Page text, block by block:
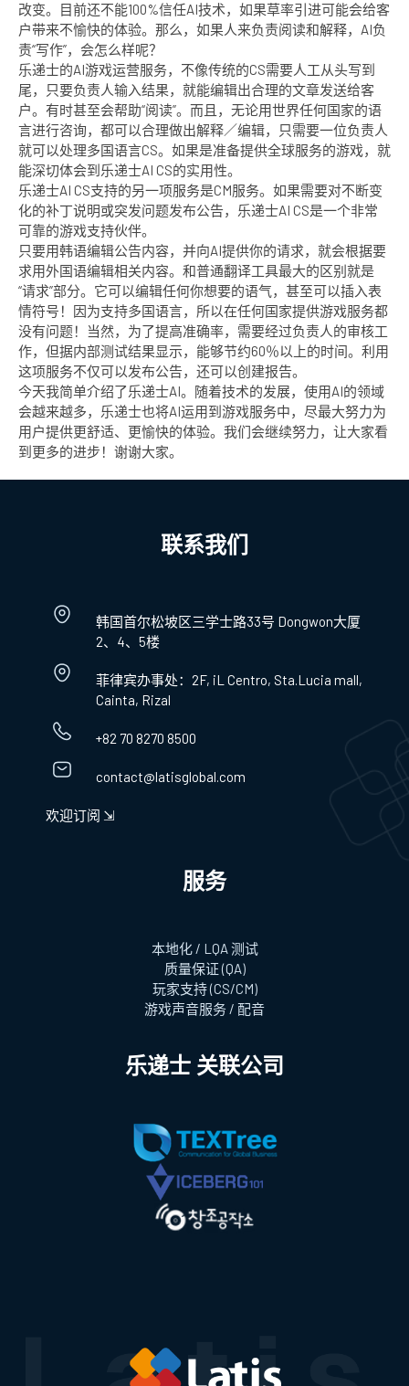
改变。目前还不能100%信任AI技术，如果草率引进可能会给客
户带来不愉快的体验。那么，如果人来负责阅读和解释，AI负
责“写作”，会怎么样呢？
乐递士的AI游戏运营服务，不像传统的CS需要人工从头写到
尾，只要负责人输入结果，就能编辑出合理的文章发送给客
户。有时甚至会帮助“阅读”。而且，无论用世界任何国家的语
言进行咨询，都可以合理做出解释／编辑，只需要一位负责人
就可以处理多国语言CS。如果是准备提供全球服务的游戏，就
能深切体会到乐递士AI CS的实用性。
乐递士AI CS支持的另一项服务是CM服务。如果需要对不断变
化的补丁说明或突发问题发布公告，乐递士AI CS是一个非常
可靠的游戏支持伙伴。
只要用韩语编辑公告内容，并向AI提供你的请求，就会根据要
求用外国语编辑相关内容。和普通翻译工具最大的区别就是
“请求”部分。它可以编辑任何你想要的语气，甚至可以插入表
情符号！因为支持多国语言，所以在任何国家提供游戏服务都
没有问题！当然，为了提高准确率，需要经过负责人的审核工
作，但据内部测试结果显示，能够节约60％以上的时间。利用
这项服务不仅可以发布公告，还可以创建报告。
今天我简单介绍了乐递士AI。随着技术的发展，使用AI的领域
会越来越多，乐递士也将AI运用到游戏服务中，尽最大努力为
用户提供更舒适、更愉快的体验。我们会继续努力，让大家看
到更多的进步！谢谢大家。
联系我们
韩国首尔松坡区三学士路33号 Dongwon大厦
2、4、5楼
菲律宾办事处：2F, iL Centro, Sta.Lucia mall,
Cainta, Rizal
+82 70 8270 8500
contact@latisglobal.com
欢迎订阅 ⇲
服务
本地化 / LQA 测试
质量保证 (QA)
玩家支持 (CS/CM)
游戏声音服务 / 配音
乐递士 关联公司